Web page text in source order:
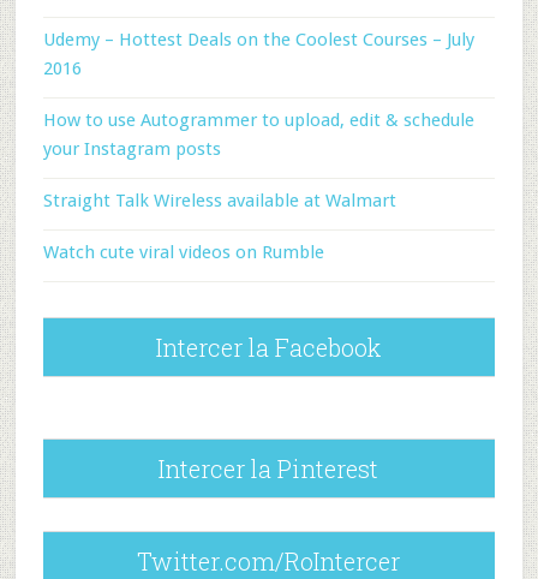
Udemy – Hottest Deals on the Coolest Courses – July
2016
How to use Autogrammer to upload, edit & schedule
your Instagram posts
Straight Talk Wireless available at Walmart
Watch cute viral videos on Rumble
Intercer la Facebook
Intercer la Pinterest
Twitter.com/RoIntercer